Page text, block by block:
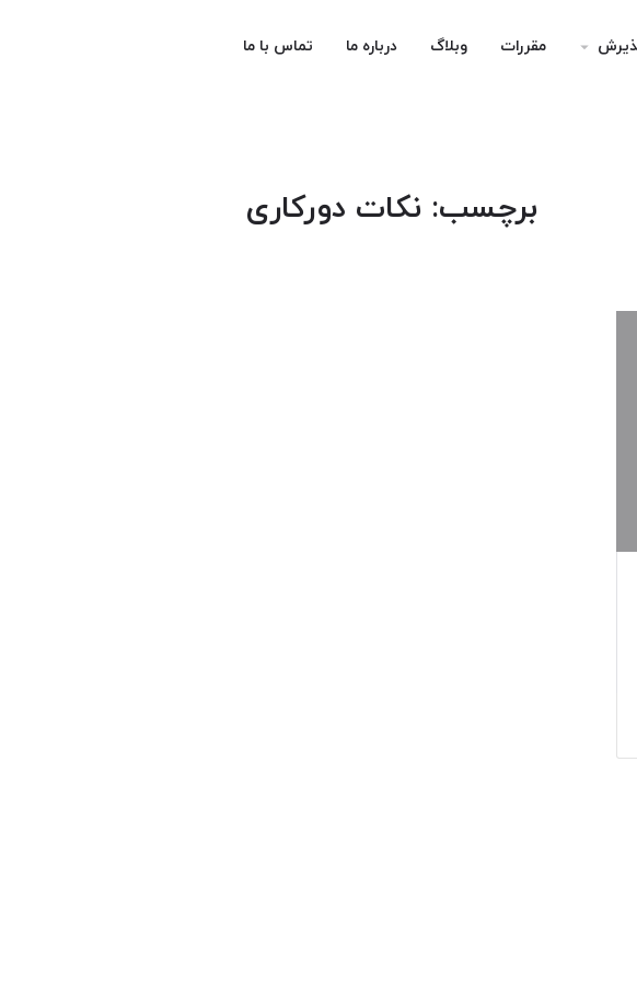
arrow_drop_down مقررات وبلاگ درباره ما تماس با ما
برچسب: نکات دورکاری